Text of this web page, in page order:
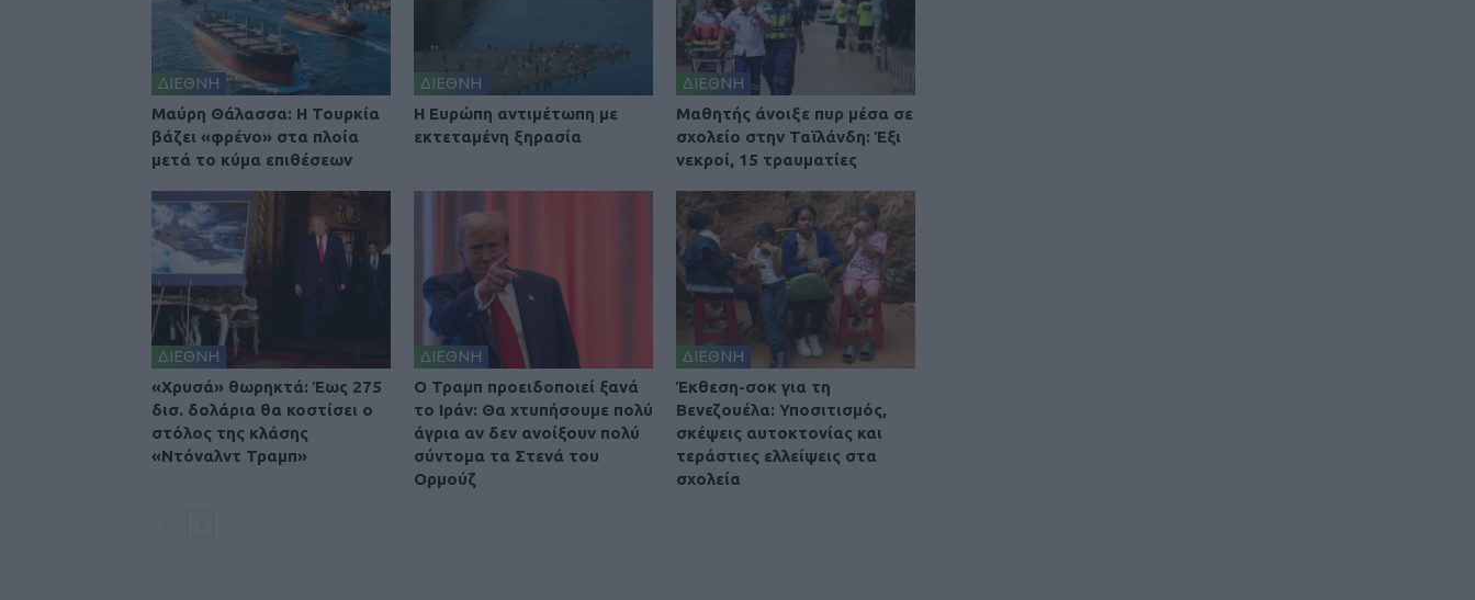
ΔΙΕΘΝΗ
Μαύρη Θάλασσα: Η Τουρκία
βάζει «φρένο» στα πλοία
μετά το κύμα επιθέσεων
ΔΙΕΘΝΗ
Η Ευρώπη αντιμέτωπη με
εκτεταμένη ξηρασία
ΔΙΕΘΝΗ
Μαθητής άνοιξε πυρ μέσα σε
σχολείο στην Ταϊλάνδη: Έξι
νεκροί, 15 τραυματίες
ΔΙΕΘΝΗ
«Χρυσά» θωρηκτά: Έως 275
δισ. δολάρια θα κοστίσει ο
στόλος της κλάσης
«Ντόναλντ Τραμπ»
ΔΙΕΘΝΗ
O Τραμπ προειδοποιεί ξανά
το Ιράν: Θα χτυπήσουμε πολύ
άγρια αν δεν ανοίξουν πολύ
σύντομα τα Στενά του
Ορμούζ
ΔΙΕΘΝΗ
Έκθεση-σοκ για τη
Βενεζουέλα: Υποσιτισμός,
σκέψεις αυτοκτονίας και
τεράστιες ελλείψεις στα
σχολεία